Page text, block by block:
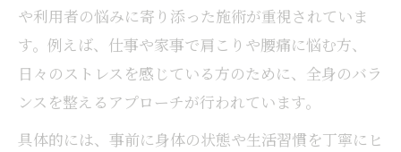
や利用者の悩みに寄り添った施術が重視されていま
す。例えば、仕事や家事で肩こりや腰痛に悩む方、
日々のストレスを感じている方のために、全身のバラ
ンスを整えるアプローチが行われています。
具体的には、事前に身体の状態や生活習慣を丁寧にヒ